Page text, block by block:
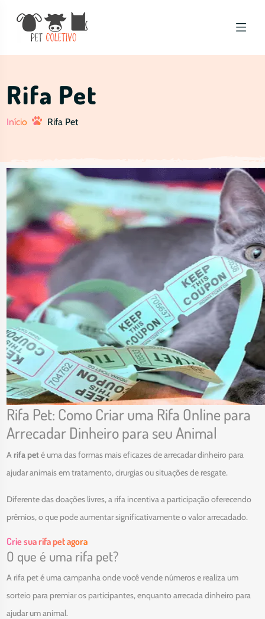
Rifa Pet
Início Rifa Pet
Rifa Pet: Como Criar uma Rifa Online para
Arrecadar Dinheiro para seu Animal
A rifa peté uma das formas mais eficazes de arrecadar dinheiro para
ajudar animais em tratamento, cirurgias ou situações de resgate.
Diferente das doações livres, a rifa incentiva a participação oferecendo
prêmios, o que pode aumentar significativamente o valor arrecadado.
Crie sua rifa pet agora
O que é uma rifa pet?
A rifa pet é uma campanha onde você vende números e realiza um
sorteio para premiar os participantes, enquanto arrecada dinheiro para
ajudar um animal.